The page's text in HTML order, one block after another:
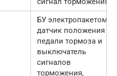
БУ электропакетом,
датчик положения
педали тормоза и
выключатель
сигналов
торможения,